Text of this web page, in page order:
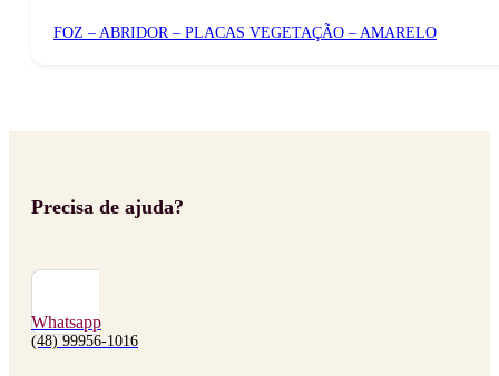
FOZ – ABRIDOR – PLACAS VEGETAÇÃO – AMARELO
Precisa de ajuda?
Whatsapp
(48) 99956-1016